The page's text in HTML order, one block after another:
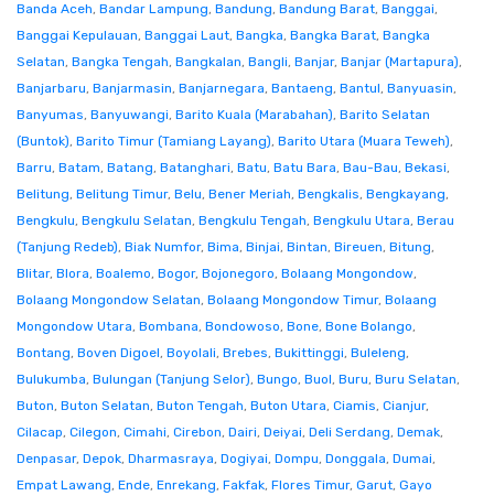
Banda Aceh, Bandar Lampung, Bandung, Bandung Barat, Banggai,
Banggai Kepulauan, Banggai Laut, Bangka, Bangka Barat, Bangka
Selatan, Bangka Tengah, Bangkalan, Bangli, Banjar, Banjar (Martapura),
Banjarbaru, Banjarmasin, Banjarnegara, Bantaeng, Bantul, Banyuasin,
Banyumas, Banyuwangi, Barito Kuala (Marabahan), Barito Selatan
(Buntok), Barito Timur (Tamiang Layang), Barito Utara (Muara Teweh),
Barru, Batam, Batang, Batanghari, Batu, Batu Bara, Bau-Bau, Bekasi,
Belitung, Belitung Timur, Belu, Bener Meriah, Bengkalis, Bengkayang,
Bengkulu, Bengkulu Selatan, Bengkulu Tengah, Bengkulu Utara, Berau
(Tanjung Redeb), Biak Numfor, Bima, Binjai, Bintan, Bireuen, Bitung,
Blitar, Blora, Boalemo, Bogor, Bojonegoro, Bolaang Mongondow,
Bolaang Mongondow Selatan, Bolaang Mongondow Timur, Bolaang
Mongondow Utara, Bombana, Bondowoso, Bone, Bone Bolango,
Bontang, Boven Digoel, Boyolali, Brebes, Bukittinggi, Buleleng,
Bulukumba, Bulungan (Tanjung Selor), Bungo, Buol, Buru, Buru Selatan,
Buton, Buton Selatan, Buton Tengah, Buton Utara, Ciamis, Cianjur,
Cilacap, Cilegon, Cimahi, Cirebon, Dairi, Deiyai, Deli Serdang, Demak,
Denpasar, Depok, Dharmasraya, Dogiyai, Dompu, Donggala, Dumai,
Empat Lawang, Ende, Enrekang, Fakfak, Flores Timur, Garut, Gayo